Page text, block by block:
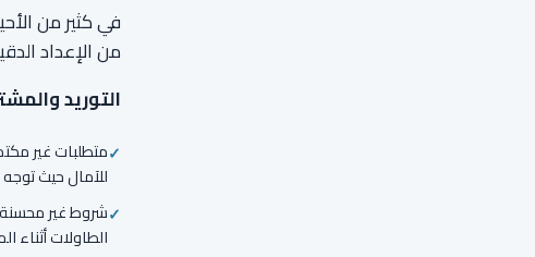
في كثير من
من الإعداد
التوريد
متطلبات غير
للآمال حيث توجه
شروط غير محسنة
الطاولات أثناء